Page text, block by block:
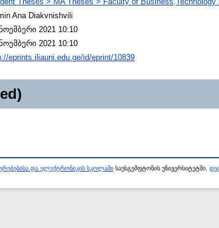
Ana Diakvnishvili
2021 10:10
2021 10:10
eprints.iliauni.edu.ge/id/eprint/10839
და ელექტრონიკის სკოლაში საუსგემფტონის უნივერსიტეტში.